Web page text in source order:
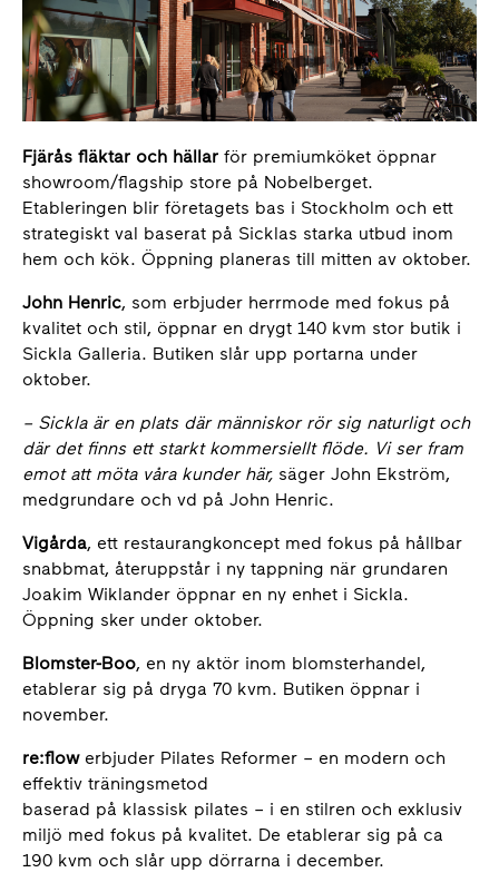
Fjärås fläktar och hällar för premiumköket öppnar
showroom/flagship store på Nobelberget.
Etableringen blir företagets bas i Stockholm och ett
strategiskt val baserat på Sicklas starka utbud inom
hem och kök. Öppning planeras till mitten av oktober.
John Henric, som erbjuder herrmode med fokus på
kvalitet och stil, öppnar en drygt 140 kvm stor butik i
Sickla Galleria. Butiken slår upp portarna under
oktober.
– Sickla är en plats där människor rör sig naturligt och
där det finns ett starkt kommersiellt flöde. Vi ser fram
emot att möta våra kunder här, säger John Ekström,
medgrundare och vd på John Henric.
Vigårda, ett restaurangkoncept med fokus på hållbar
snabbmat, återuppstår i ny tappning när grundaren
Joakim Wiklander öppnar en ny enhet i Sickla.
Öppning sker under oktober.
Blomster-Boo, en ny aktör inom blomsterhandel,
etablerar sig på dryga 70 kvm. Butiken öppnar i
november.
re:flow erbjuder Pilates Reformer – en modern och
effektiv träningsmetod
baserad på klassisk pilates – i en stilren och exklusiv
miljö med fokus på kvalitet. De etablerar sig på ca
190 kvm och slår upp dörrarna i december.